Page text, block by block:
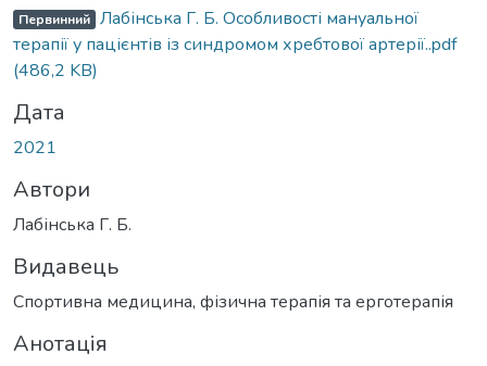
Первинний Лабінська Г. Б. Особливості мануальної
терапії у пацієнтів із синдромом хребтової артерії..pdf
(486,2 KB)
Дата
2021
Автори
Лабінська Г. Б.
Видавець
Спортивна медицина, фізична терапія та ерготерапія
Анотація